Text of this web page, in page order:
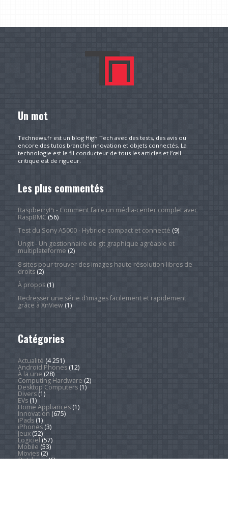
Un mot
Technews.fr est un blog High Tech avec des tests, des avis ou
encore des tutos branché innovation et objets connectés. La
technologie est le fil conducteur de tous les articles et l’œil
critique est de rigueur.
Les plus commentés
RaspberryPi - Comment faire un média-center complet avec
RaspBMC(56)
Test du Sony A5000 - Hybride compact et connecté (9)
Ungit - Un gestionnaire de git graphique agréable et
multiplateforme (2)
8 sites pour trouver des images haute résolution libres de
droits(2)
À propos(1)
Redresser une série d'images facilement et rapidement
grâce à XnView(1)
Catégories
Actualité (4 251)
Android Phones(12)
À la une (28)
Computing Hardware (2)
Desktop Computers(1)
Divers(1)
EVs(1)
Home Appliances(1)
Innovation (675)
iPads(1)
iPhones(3)
Jeux(52)
Logiciel (57)
Mobile (53)
Movies(2)
Outdoors(6)